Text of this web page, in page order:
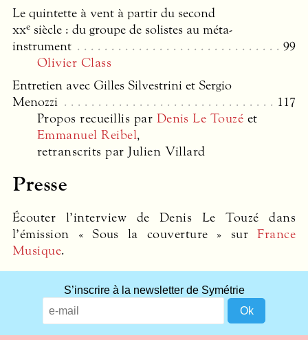
Le quintette à vent à partir du second
xxe siècle : du groupe de solistes au méta-
instrument
99
Olivier Class
Entretien avec Gilles Silvestrini et Sergio
Menozzi
117
Propos recueillis par Denis Le Touzé et
Emmanuel Reibel,
retranscrits par Julien Villard
Presse
Écouter l’interview de Denis Le Touzé dans
l’émission « Sous la couverture » surFrance
Musique.
S’inscrire à la newsletter de Symétrie